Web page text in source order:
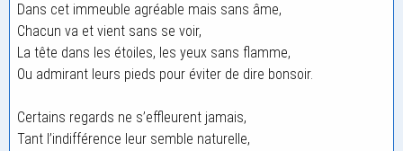
Dans cet immeuble agréable mais sans âme,
Chacun va et vient sans se voir,
La tête dans les étoiles, les yeux sans flamme,
Ou admirant leurs pieds pour éviter de dire bonsoir.
Certains regards ne s’effleurent jamais,
Tant l’indifférence leur semble naturelle,